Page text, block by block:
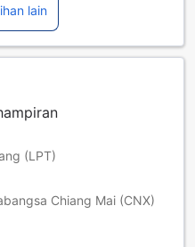
lain
(LPT)
Chiang Mai (CNX)